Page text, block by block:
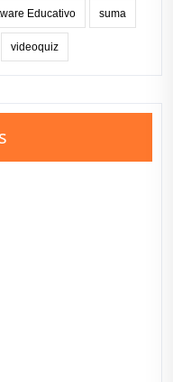
Educativo suma
videoquiz